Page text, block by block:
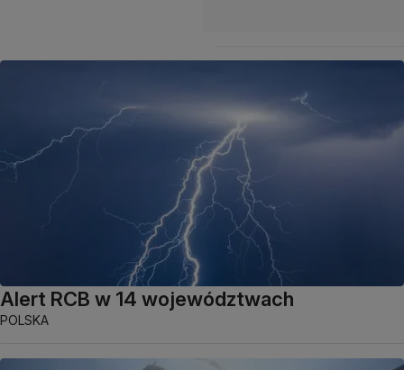
Alert RCB w 14 województwach
POLSKA